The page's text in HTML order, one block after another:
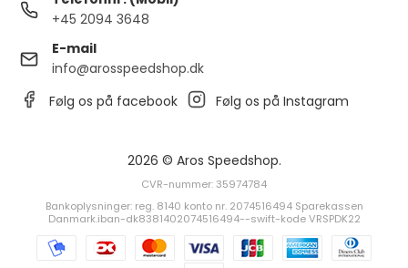
+45 2094 3648
E-mail
info@arosspeedshop.dk
Følg os på facebook
Følg os på Instagram
2026 © Aros Speedshop.
CVR-nummer: 35974784
Bankoplysninger: reg. 8140 konto nr. 2074516494 Sparekassen
Danmark.iban-dk8381402074516494--swift-kode VRSPDK22